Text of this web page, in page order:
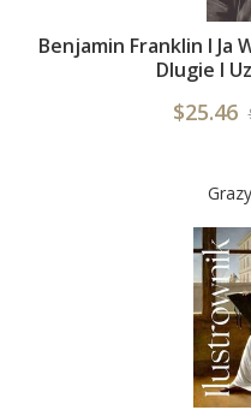
Benjamin Franklin I Ja
Dlugie I
$25.46